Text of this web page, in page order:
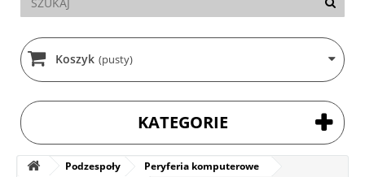
Koszyk (pusty)
KATEGORIE
Podzespoły
Peryferia komputerowe